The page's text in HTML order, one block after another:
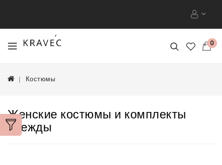
0
Костюмы
Женские костюмы и комплекты
одежды